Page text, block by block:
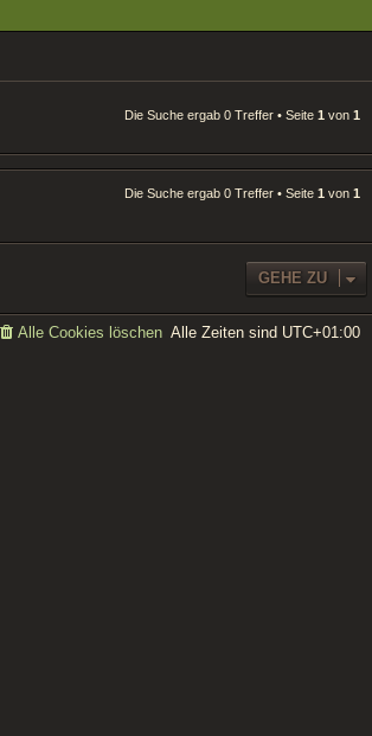
Die Suche ergab 0 Treffer • Seite 1 von 1
Die Suche ergab 0 Treffer • Seite 1 von 1
GEHE ZU
Alle Zeiten sind UTC+01:00
Alle Cookies löschen